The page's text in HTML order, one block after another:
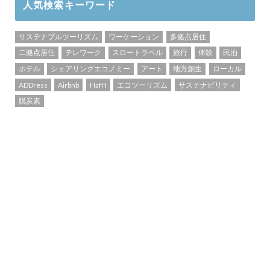
人気検索キーワード
サステナブルツーリズム ワーケーション
多拠点居住
二拠点居住
テレワーク スロートラベル 旅行 体験
民泊
ホテル
シェアリングエコノミー アート 地方創生
ローカル
ADDress
Airbnb HafH エコツーリズム
サステナビリティ
脱炭素